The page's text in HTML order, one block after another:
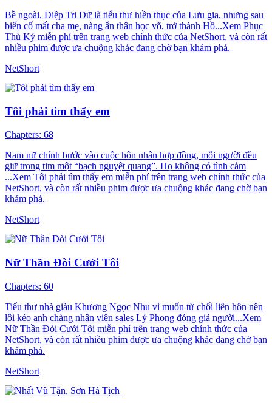
Bề ngoài, Diệp Tri Dữ là tiểu thư hiền thục của Lưu gia, nhưng sau
biến cố mất cha mẹ, nàng ẩn thân học võ, trở thành Hồ...Xem Phục
Thù Ký miễn phí trên trang web chính thức của NetShort, và còn rất
nhiều phim được ưa chuộng khác đang chờ bạn khám phá.
NetShort
Tôi phải tìm thấy em
Chapters: 68
Nam nữ chính bước vào cuộc hôn nhân hợp đồng, mỗi người đều
giữ trong tim một “bạch nguyệt quang”. Họ không có tình cảm
...Xem Tôi phải tìm thấy em miễn phí trên trang web chính thức của
NetShort, và còn rất nhiều phim được ưa chuộng khác đang chờ bạn
khám phá.
NetShort
Nữ Thần Đòi Cưới Tôi
Chapters: 60
Tiểu thư nhà giàu Khương Ngọc Nhu vì muốn từ chối liên hôn nên
lôi kéo anh chàng nhân viên sales Lý Phong đóng giả người...Xem
Nữ Thần Đòi Cưới Tôi miễn phí trên trang web chính thức của
NetShort, và còn rất nhiều phim được ưa chuộng khác đang chờ bạn
khám phá.
NetShort